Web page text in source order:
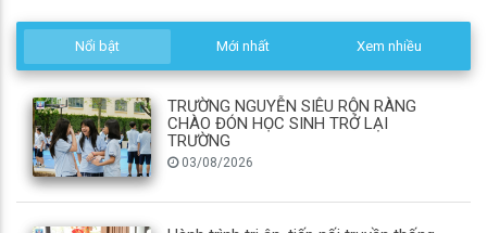
Nổi bật Mới nhất Xem nhiều
TRƯỜNG NGUYỄN SIÊU RỘN RÀNG
CHÀO ĐÓN HỌC SINH TRỞ LẠI
TRƯỜNG
03/08/2026